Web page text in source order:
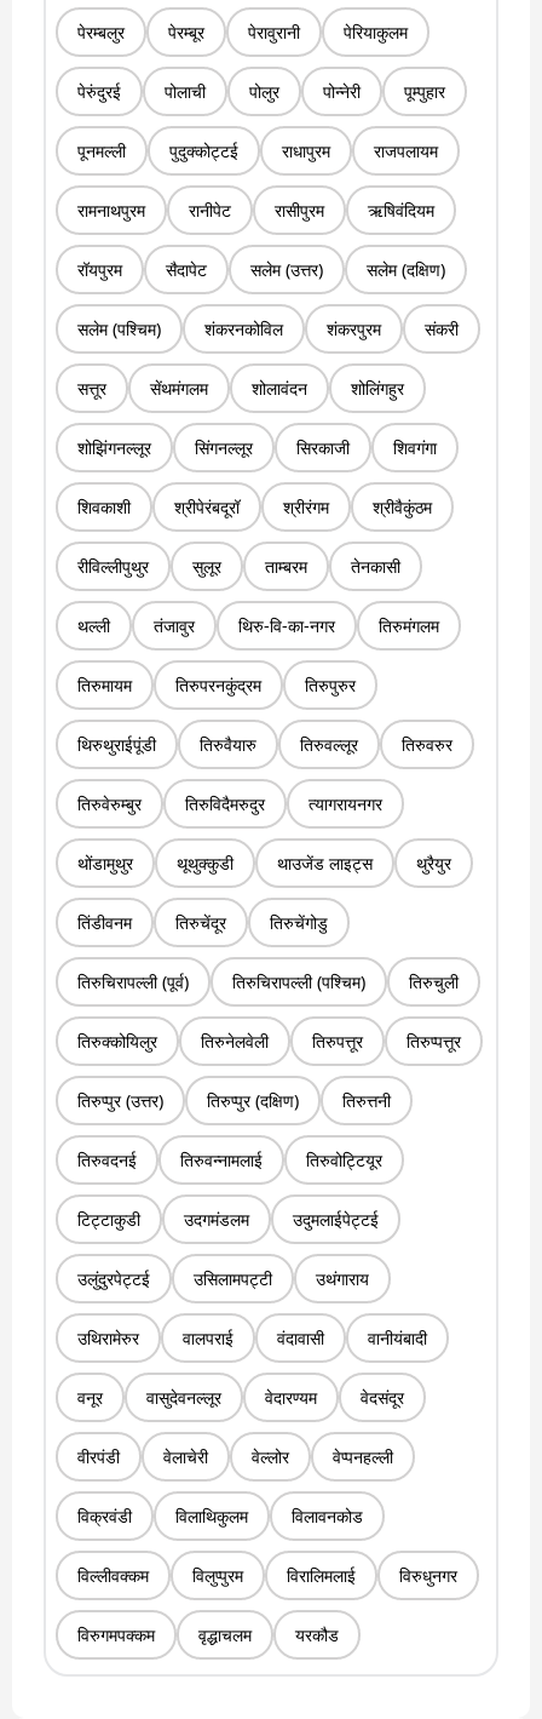
पेरम्बलुर पेरम्बूर पेरावुरानी पेरियाकुलम
पेरुंदुरई पोलाची पोलुर पोन्नेरी पूम्पुहार
पूनमल्ली पुदुक्कोट्टई राधापुरम राजपलायम
रामनाथपुरम रानीपेट रासीपुरम ऋषिवंदियम
रॉयपुरम सैदापेट सलेम (उत्तर) सलेम (दक्षिण)
सलेम (पश्चिम) शंकरनकोविल शंकरपुरम संकरी
सत्तूर सेंथमंगलम शोलावंदन शोलिंगहुर
शोझिंगनल्लूर सिंगनल्लूर सिरकाजी शिवगंगा
शिवकाशी श्रीपेरंबदूरॉ श्रीरंगम श्रीवैकुंठम
रीविल्लीपुथुर सुलूर ताम्बरम तेनकासी
थल्ली तंजावुर थिरु-वि-का-नगर तिरुमंगलम
तिरुमायम तिरुपरनकुंद्रम तिरुपुरुर
थिरुथुराईपूंडी तिरुवैयारु तिरुवल्लूर तिरुवरुर
तिरुवेरुम्बुर तिरुविदैमरुदुर त्यागरायनगर
थोंडामुथुर थूथुक्कुडी थाउजेंड लाइट्स थुरैयुर
तिंडीवनम तिरुचेंदूर तिरुचेंगोडु
तिरुचिरापल्ली (पूर्व) तिरुचिरापल्ली (पश्चिम) तिरुचुली
तिरुक्कोयिलुर तिरुनेलवेली तिरुपत्तूर तिरुप्पत्तूर
तिरुप्पुर (उत्तर) तिरुप्पुर (दक्षिण) तिरुत्तनी
तिरुवदनई तिरुवन्नामलाई तिरुवोट्टियूर
टिट्टाकुडी उदगमंडलम उदुमलाईपेट्टई
उलुंदुरपेट्टई उसिलामपट्टी उथंगाराय
उथिरामेरुर वालपराई वंदावासी वानीयंबादी
वनूर वासुदेवनल्लूर वेदारण्यम वेदसंदूर
वीरपंडी वेलाचेरी वेल्लोर वेप्पनहल्ली
विक्रवंडी विलाथिकुलम विलावनकोड
विल्लीवक्कम विलुप्पुरम विरालिमलाई विरुधुनगर
विरुगमपक्कम वृद्धाचलम यरकौड